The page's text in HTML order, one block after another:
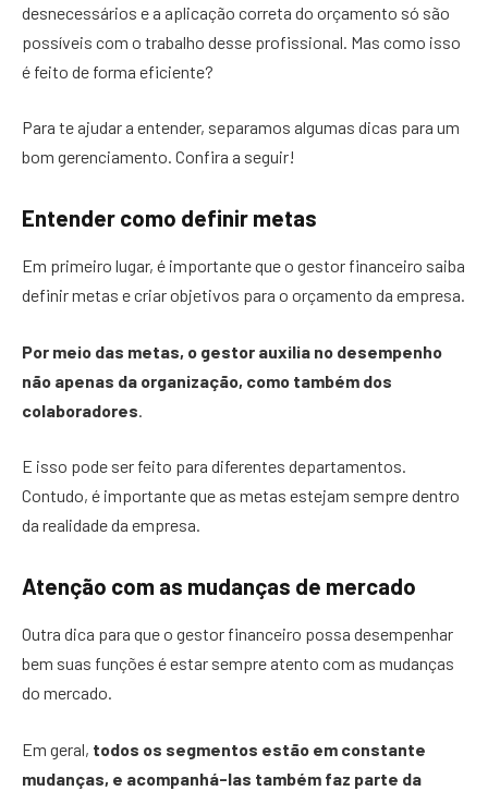
desnecessários e a aplicação correta do orçamento só são
possíveis com o trabalho desse profissional. Mas como isso
é feito de forma eficiente?
Para te ajudar a entender, separamos algumas dicas para um
bom gerenciamento. Confira a seguir!
Entender como definir metas
Em primeiro lugar, é importante que o gestor financeiro saiba
definir metas e criar objetivos para o orçamento da empresa.
Por meio das metas, o gestor auxilia no desempenho
não apenas da organização, como também dos
colaboradores.
E isso pode ser feito para diferentes departamentos.
Contudo, é importante que as metas estejam sempre dentro
da realidade da empresa.
Atenção com as mudanças de mercado
Outra dica para que o gestor financeiro possa desempenhar
bem suas funções é estar sempre atento com as mudanças
do mercado.
Em geral, todos os segmentos estão em constante
mudanças, e acompanhá-las também faz parte da